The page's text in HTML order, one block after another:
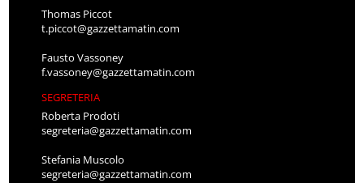
Thomas Piccot
t.piccot@gazzettamatin.com
Fausto Vassoney
f.vassoney@gazzettamatin.com
SEGRETERIA
Roberta Prodoti
segreteria@gazzettamatin.com
Stefania Muscolo
segreteria@gazzettamatin.com